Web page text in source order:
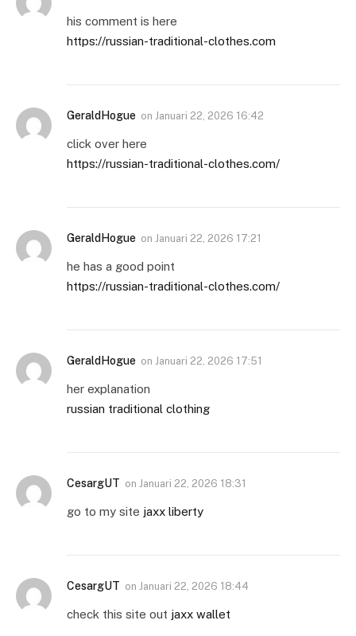
his comment is here
https://russian-traditional-clothes.com
GeraldHogue on Januari 22, 2026 16:42
click over here
https://russian-traditional-clothes.com/
GeraldHogue on Januari 22, 2026 17:21
he has a good point
https://russian-traditional-clothes.com/
GeraldHogue on Januari 22, 2026 17:51
her explanation
russian traditional clothing
CesargUT on Januari 22, 2026 18:31
go to my site jaxx liberty
CesargUT on Januari 22, 2026 18:44
check this site out jaxx wallet